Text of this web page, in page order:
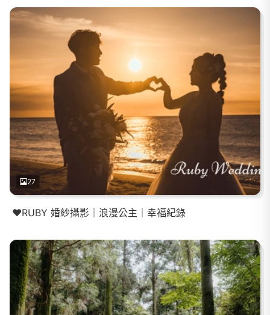
27
❤️RUBY 婚紗攝影｜浪漫公主｜幸福紀錄